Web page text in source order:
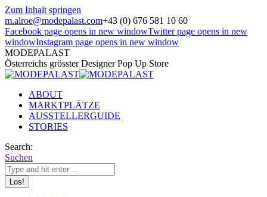
Zum Inhalt springen
m.alroe@modepalast.com+43 (0) 676 581 10 60
Facebook page opens in new windowTwitter page opens in new
windowInstagram page opens in new window
MODEPALAST
Österreichs grösster Designer Pop Up Store
ABOUT
MARKTPLÄTZE
AUSSTELLERGUIDE
STORIES
Search:
Suchen